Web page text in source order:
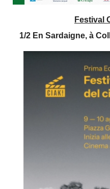
Festival
1/2 En Sardaigne, à